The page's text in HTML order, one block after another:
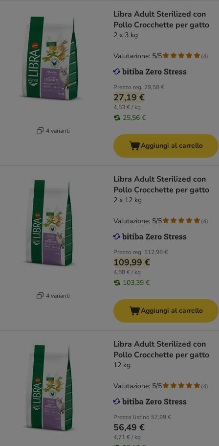
4 varianti
Libra Adult Sterilized con
Pollo Crocchette per gatto
2 x 3 kg
Prezzo reg. 29,58 €
27,19 €
4,53 € / kg
25,56 €
Valutazione: 5/5 (4)
Aggiungi al carrello
4 varianti
Libra Adult Sterilized con
Pollo Crocchette per gatto
2 x 12 kg
Prezzo reg. 112,98 €
109,99 €
4,58 € / kg
103,39 €
Valutazione: 5/5 (4)
Aggiungi al carrello
Libra Adult Sterilized con
Pollo Crocchette per gatto
12 kg
Prezzo listino 57,99 €
56,49 €
4,71 € / kg
Valutazione: 5/5 (4)